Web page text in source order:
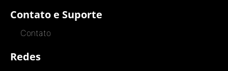
Contato e Suporte
Contato
Redes